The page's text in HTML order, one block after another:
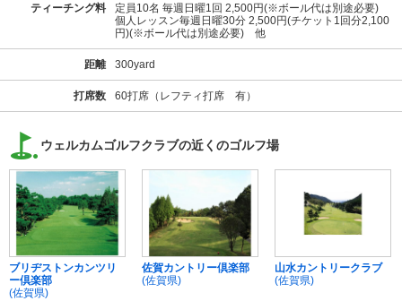
ティーチング料
定員10名 毎週日曜1回 2,500円(※ボール代は別途必要)
個人レッスン毎週日曜30分 2,500円(チケット1回分2,100
円)(※ボール代は別途必要) 他
距離 300yard
打席数 60打席（レフティ打席 有）
ウェルカムゴルフクラブの近くのゴルフ場
ブリヂストンカンツリ
ー倶楽部
(佐賀県)
佐賀カントリー倶楽部
(佐賀県)
山水カントリークラブ
(佐賀県)